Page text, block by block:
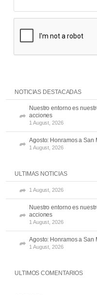
NOTICIAS DESTACADAS
Nuestro entorno es
acciones
1 August, 2026
Agosto: Honramos a San
1 August, 2026
ULTIMAS NOTICIAS
1 August, 2026
Nuestro entorno es
acciones
1 August, 2026
Agosto: Honramos a San
1 August, 2026
ULTIMOS COMENTARIOS